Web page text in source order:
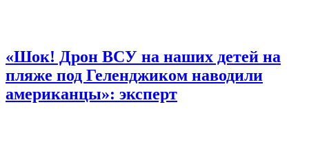
«Шок! Дрон ВСУ на наших детей на
пляже под Геленджиком наводили
американцы»: эксперт